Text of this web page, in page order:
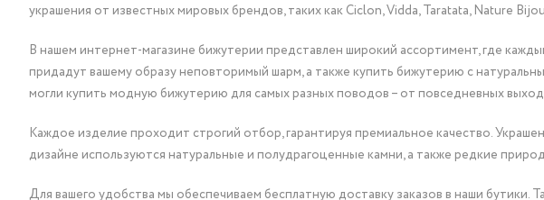
украшения от известных мировых брендов, таких как Ciclon, Vidda, Taratata, Nature
В нашем интернет-магазине бижутерии представлен широкий ассортимент, где
придадут вашему образу неповторимый шарм, а также купить бижутерию с
могли купить модную бижутерию для самых разных поводов – от повседневных
Каждое изделие проходит строгий отбор, гарантируя премиальное качество.
дизайне используются натуральные и полудрагоценные камни, а также редкие
Для вашего удобства мы обеспечиваем бесплатную доставку заказов в наши